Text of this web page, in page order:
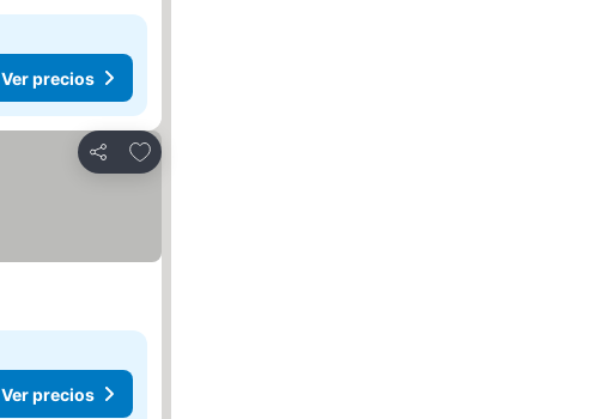
Ver precios
Compartir
Añadir a favoritos
Ver precios